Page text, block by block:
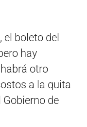
boleto del
hay
otro
a la quita
de